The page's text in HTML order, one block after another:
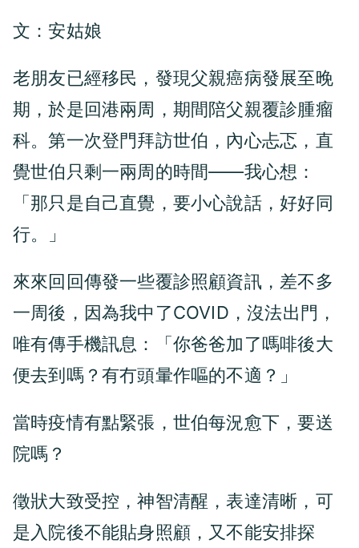
文：安姑娘
老朋友已經移民，發現父親癌病發展至晚
期，於是回港兩周，期間陪父親覆診腫瘤
科。第一次登門拜訪世伯，內心忐忑，直
覺世伯只剩一兩周的時間——我心想：
「那只是自己直覺，要小心說話，好好同
行。」
來來回回傳發一些覆診照顧資訊，差不多
一周後，因為我中了COVID，沒法出門，
唯有傳手機訊息：「你爸爸加了嗎啡後大
便去到嗎？有冇頭暈作嘔的不適？」
當時疫情有點緊張，世伯每況愈下，要送
院嗎？
徵狀大致受控，神智清醒，表達清晰，可
是入院後不能貼身照顧，又不能安排探